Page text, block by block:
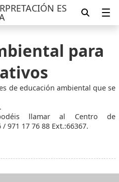
ES
para
de educación ambiental que se
llamar al Centro de
971 17 76 88 Ext.:66367.